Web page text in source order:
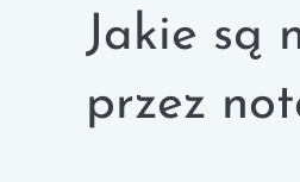
Jakie są
przez